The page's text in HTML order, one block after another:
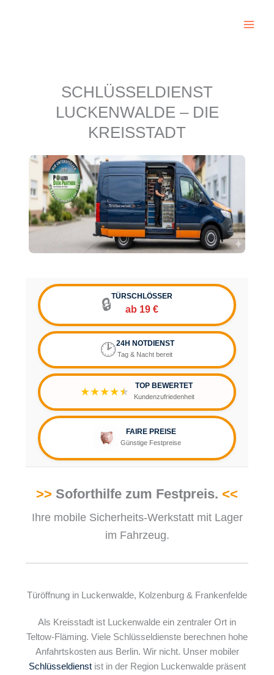
SCHLÜSSELDIENST
LUCKENWALDE – DIE
KREISSTADT
🔒TÜRSCHLÖSSER
ab 19 €
🕑24H NOTDIENST
Tag & Nacht bereit
★★★★★ TOP BEWERTET
Kundenzufriedenheit
FAIRE PREISE
Günstige Festpreise
>> Soforthilfe zum Festpreis. <<
Ihre mobile Sicherheits-Werkstatt mit Lager
im Fahrzeug.
Türöffnung in Luckenwalde, Kolzenburg & Frankenfelde
Als Kreisstadt ist Luckenwalde ein zentraler Ort in
Teltow-Fläming. Viele Schlüsseldienste berechnen hohe
Anfahrtskosten aus Berlin. Wir nicht. Unser mobiler
Schlüsseldienstist in der Region Luckenwalde präsent